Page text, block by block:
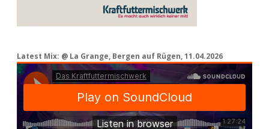
Latest Mix: @ La Grange, Bergen auf Rügen, 11.04.2026